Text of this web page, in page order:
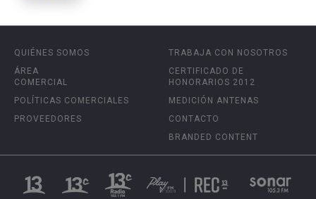
QUIÉNES SOMOS
ÁREA
COMERCIAL
POLÍTICAS COMERCIALES
PROVEEDORES
TRABAJA CON NOSOTROS
CERTIFICADO DE
HONORARIOS 2012
MEDICIÓN ANTENAS
CONTACTO
BRANDED CONTENT